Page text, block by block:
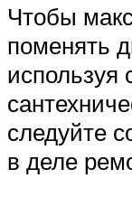
Чтобы
поменять
используя
следуйте
в деле